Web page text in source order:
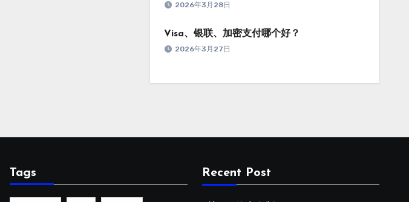
2026年3月28日
Visa、银联、加密支付哪个好？
2026年3月27日
Tags Recent Post